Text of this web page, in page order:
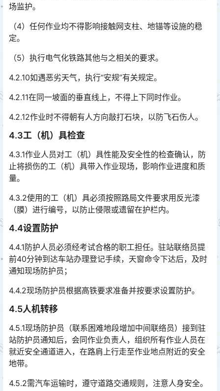
场监护。
（4）任何作业均不得影响接触网支柱、地锚等设施的稳
定。
（5）执行电气化铁路其他与之相关的要求。
4.2.10如遇恶劣天气，执行“安规”有关规定。
4.2.11在同一坡面的垂直线上，不得上下同时作业。
4.2.12作业时不得朝有人方向敲打石块，以防飞石伤人。
4.3工（机）具检查
4.3.1作业人员对工（机）具性能及安全性的检查确认，防
止将损伤的工（机）具带入作业现场，影响作业进度和质
量。
4.3.2使用的工（机）具必须按照路局文件要求用反光漆
（膜）进行编号，以防止侵限或遗留在护栏内。
4.4设置防护
4.4.1防护人员必须经考试合格的职工担任。驻站联络员提
前40分钟到达车站办理登记手续，天窗命令下达后，及时
通知现场防护员；
4.4.2现场防护员根据高铁要求准备并按要求设置防护。
4.5人机转移
4.5.1现场防护员（联系困难地段增加中间联络员）接到驻
站防护员通知后，会同作业负责人，组织所有作业人员在
就近安全通道进入，在路肩上行走至作业地点附近的安全
地带。󠅅󠅃󠄵󠅂󠄪󠇖󠆨󠆨󠇕󠆞󠆒󠅬󠇘󠆭󠆘󠇙󠆝󠅵󠇗󠆭󠆁󠄐󠇗󠅹󠅸󠇖󠆍󠅳󠇖󠅹󠅰󠇖󠆌󠅹
4.5.2需汽车运输时，遵守道路交通规则，注意人身安全。